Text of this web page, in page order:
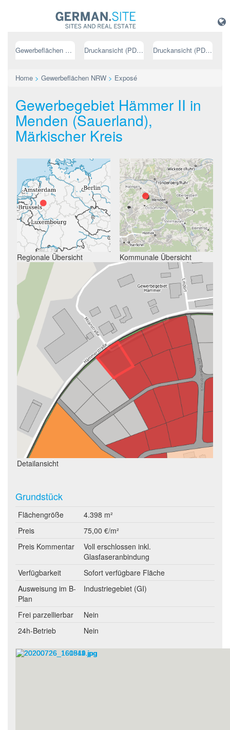
Gewerbeflächen NRW Druckansicht (PDF) // deutsch Druckansicht (PDF) // englisch
Home > Gewerbeflächen NRW > Exposé
Gewerbegebiet Hämmer II in
Menden (Sauerland),
Märkischer Kreis
Regionale Übersicht Kommunale Übersicht
Detailansicht
Grundstück
Flächengröße
4.398 m²
Preis
75,00 €/m²
Preis Kommentar
Voll erschlossen inkl.
Glasfaseranbindung
Verfügbarkeit
Sofort verfügbare Fläche
Ausweisung im B-
Plan
Industriegebiet (GI)
Frei parzellierbar
Nein
24h-Betrieb
Nein